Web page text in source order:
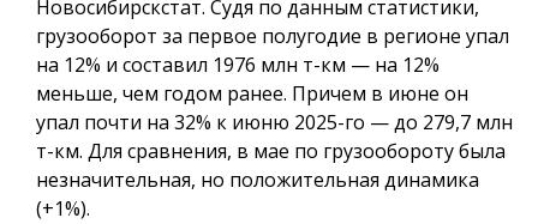
Новосибирскстат. Судя по данным статистики,
грузооборот за первое полугодие в регионе упал
на 12% и составил 1976 млн т-км — на 12%
меньше, чем годом ранее. Причем в июне он
упал почти на 32% к июню 2025-го — до 279,7 млн
т-км. Для сравнения, в мае по грузообороту была
незначительная, но положительная динамика
(+1%).